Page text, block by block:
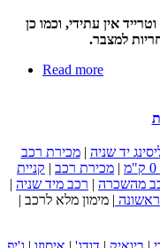
אין עתידי, וכמו כן
Read more
יד שניה |מכירת רכב
| מכירת רכב | קניית
מהשכרה | רכב מיד שניה |
| מימון מלא לרכב |